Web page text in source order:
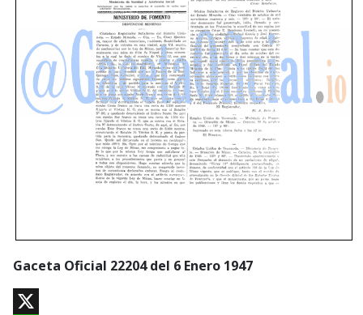
Gaceta Oficial 22204 del 6 Enero 1947